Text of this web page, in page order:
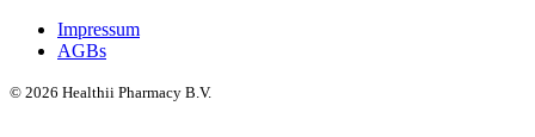
Impressum
AGBs
© 2026 Healthii Pharmacy B.V.